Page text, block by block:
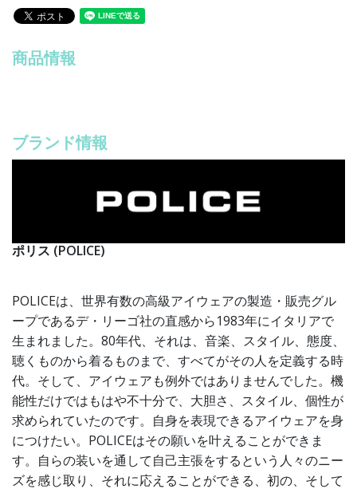
商品情報
ブランド情報
ポリス (POLICE)
POLICEは、世界有数の高級アイウェアの製造・販売グル
ープであるデ・リーゴ社の直感から1983年にイタリアで
生まれました。80年代、それは、音楽、スタイル、態度、
聴くものから着るものまで、すべてがその人を定義する時
代。そして、アイウェアも例外ではありませんでした。機
能性だけではもはや不十分で、大胆さ、スタイル、個性が
求められていたのです。自身を表現できるアイウェアを身
につけたい。POLICEはその願いを叶えることができま
す。自らの装いを通して自己主張をするという人々のニー
ズを感じ取り、それに応えることができる、初の、そして